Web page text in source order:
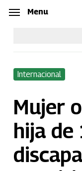
Skip
content
Menu
Internacional
Mujer
hija de
Menu